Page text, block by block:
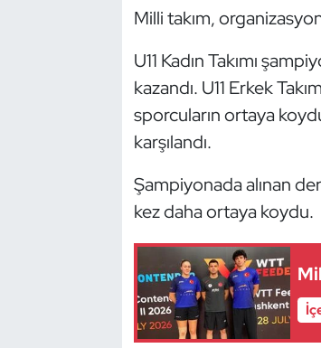
Milli takım,
U11 Kadın Takımı
kazandı. U11 Erkek
sporcuların ortaya
karşılandı.
Şampiyonada alınan
kez daha ortaya koydu.
Hava Sporları
İşitme Engelli Sporcular
Judo ve Kuraş